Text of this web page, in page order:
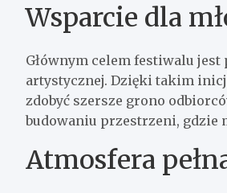
Wsparcie dla
Głównym celem festiwalu
artystycznej. Dzięki takim
zdobyć szersze grono
budowaniu przestrzeni, gdzie
Atmosfera